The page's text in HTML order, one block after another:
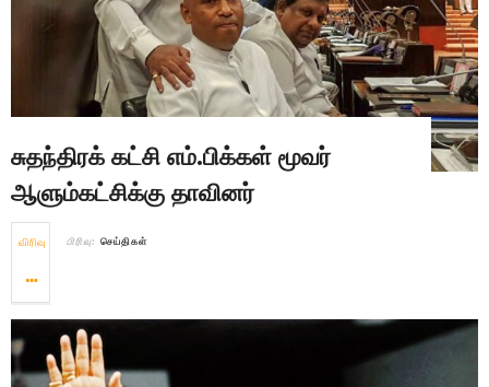
சுதந்திரக் கட்சி எம்.பிக்கள் மூவர்
ஆளும்கட்சிக்கு தாவினர்
விரிவு பிரிவு: செய்திகள்